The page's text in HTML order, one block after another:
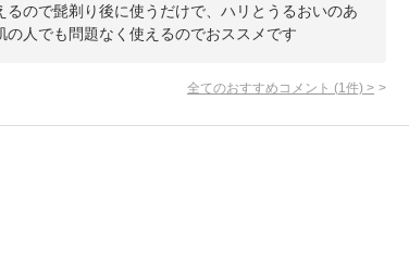
ので髭剃り後に使うだけで、ハリとうるおいのあ
人でも問題なく使えるのでおススメです
全てのおすすめコメント (1 件) >